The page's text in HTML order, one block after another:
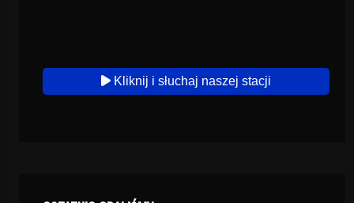
Kliknij i słuchaj naszej stacji